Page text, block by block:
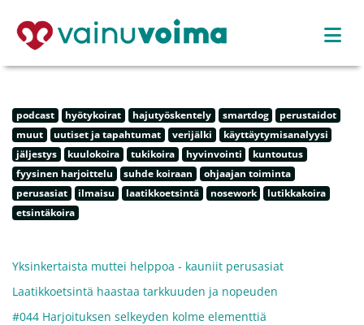
podcast hyötykoirat hajutyöskentely smartdog
perustaidot
muut
uutiset ja tapahtumat verijälki
käyttäytymisanalyysi
jäljestys
kuulokoira tukikoira hyvinvointi
kuntoutus
fyysinen harjoittelu
suhde koiraan
ohjaajan toiminta
perusasiat
ilmaisu laatikkoetsintä nosework
lutikkakoira
etsintäkoira
Yksinkertaista muttei helppoa - kauniit perusasiat
Laatikkoetsintä haastaa tarkkuuden ja nopeuden
#044 Harjoituksen selkeyden kolme elementtiä